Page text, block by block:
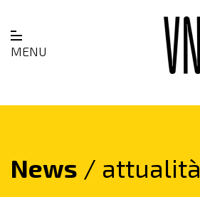
MENU
News / attualità